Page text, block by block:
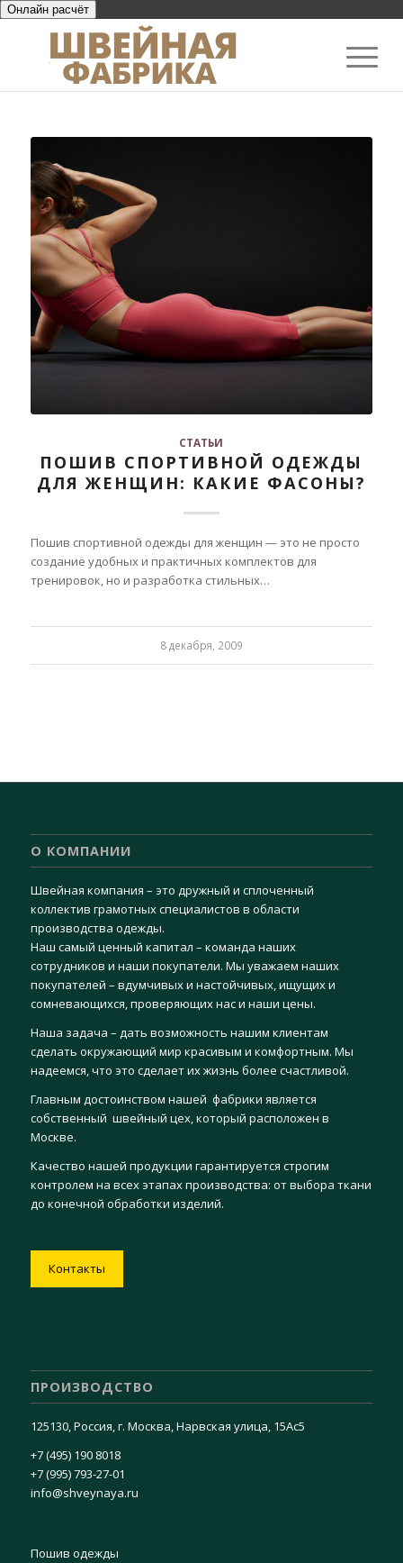
Онлайн расчёт
СТАТЬИ
ПОШИВ СПОРТИВНОЙ ОДЕЖДЫ
ДЛЯ ЖЕНЩИН: КАКИЕ ФАСОНЫ?
Пошив спортивной одежды для женщин — это не просто
создание удобных и практичных комплектов для
тренировок, но и разработка стильных…
8 декабря, 2009
О КОМПАНИИ
Швейная компания – это дружный и сплоченный
коллектив грамотных специалистов в области
производства одежды.
Наш самый ценный капитал – команда наших
сотрудников и наши покупатели. Мы уважаем наших
покупателей – вдумчивых и настойчивых, ищущих и
сомневающихся, проверяющих нас и наши цены.
Наша задача – дать возможность нашим клиентам
сделать окружающий мир красивым и комфортным. Мы
надеемся, что это сделает их жизнь более счастливой.
Главным достоинством нашей фабрики является
собственный швейный цех, который расположен в
Москве.
Качество нашей продукции гарантируется строгим
контролем на всех этапах производства: от выбора ткани
до конечной обработки изделий.
Контакты
ПРОИЗВОДСТВО
125130, Россия, г. Москва, Нарвская улица, 15Ас5
+7 (495) 190 8018
+7 (995) 793-27-01
info@shveynaya.ru
Пошив одежды